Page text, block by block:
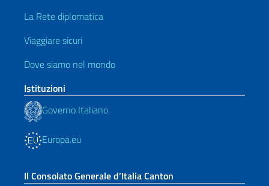
La Rete diplomatica
Viaggiare sicuri
Dove siamo nel mondo
Istituzioni
Governo Italiano
Europa.eu
Il Consolato Generale d’Italia Canton